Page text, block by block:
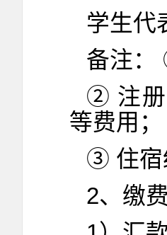
学生代
备注：
② 注册
等费用；
③ 住宿
2、缴